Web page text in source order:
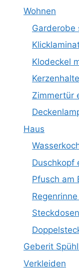
Wohnen
Garderobe
Klodeckel
Zimmertür
Haus
Duschkopf
Pfusch am
Geberit
Verkleiden